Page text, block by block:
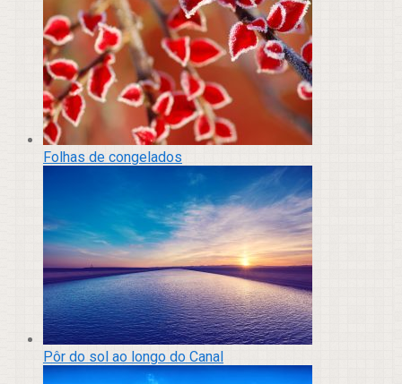
Folhas de congelados
Pôr do sol ao longo do Canal